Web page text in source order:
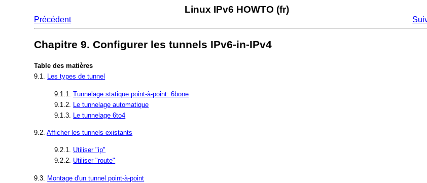
Linux IPv6 HOWTO (fr)
Précédent
Chapitre 9. Configurer les tunnels IPv6-in-IPv4
Table des matières
9.1. Les types de tunnel
9.1.1.Tunnelage statique point-à-point: 6bone
9.1.2. Le tunnelage automatique
9.1.3. Le tunnelage 6to4
9.2.Afficher les tunnels existants
9.2.1. Utiliser "ip"
9.2.2. Utiliser "route"
9.3. Montage d'un tunnel point-à-point